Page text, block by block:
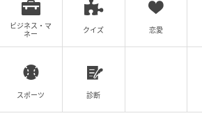
前の話
ビジネス・マ
ネー
クイズ 恋愛
スポーツ 診断